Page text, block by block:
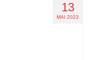
13
MAI 2023